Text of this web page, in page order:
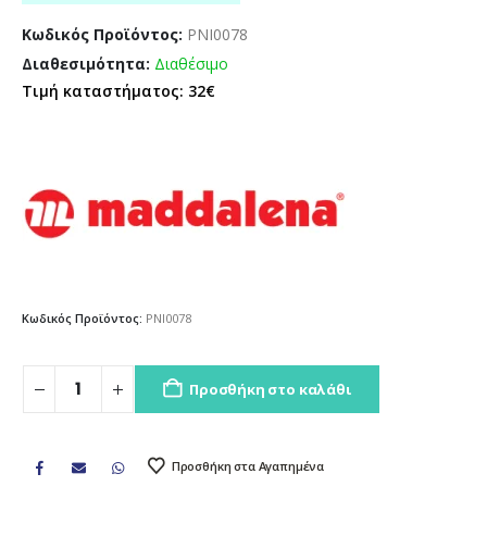
Κωδικός Προϊόντος: PNI0078
Διαθεσιμότητα: Διαθέσιμο
Τιμή καταστήματος: 32€
Κωδικός Προϊόντος: PNI0078
Προσθήκη στο καλάθι
Προσθήκη στα Αγαπημένα